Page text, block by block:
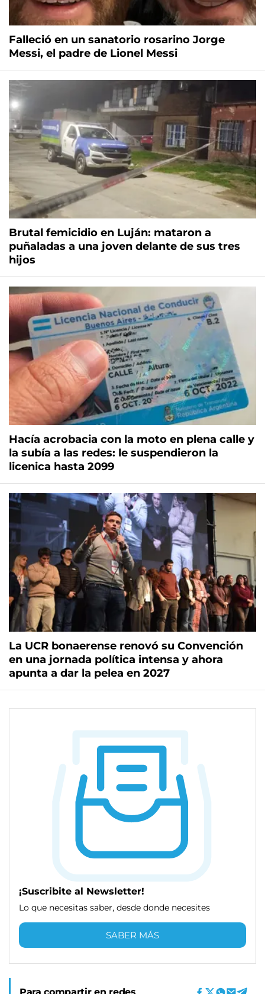
Falleció en un sanatorio rosarino Jorge
Messi, el padre de Lionel Messi
Brutal femicidio en Luján: mataron a
puñaladas a una joven delante de sus tres
hijos
Hacía acrobacia con la moto en plena calle y
la subía a las redes: le suspendieron la
licenica hasta 2099
La UCR bonaerense renovó su Convención
en una jornada política intensa y ahora
apunta a dar la pelea en 2027
¡Suscribite al Newsletter!
Lo que necesitas saber, desde donde necesites
SABER MÁS